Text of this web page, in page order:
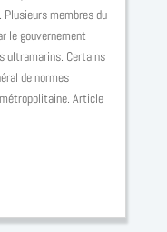
membres du
le gouvernement
ultramarins. Certains
de normes
Article